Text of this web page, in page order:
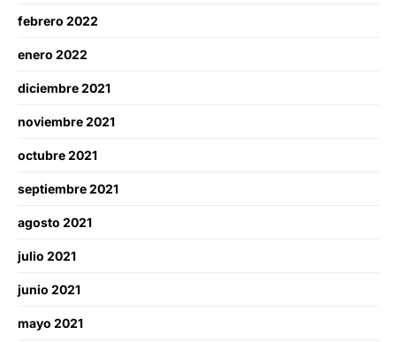
febrero 2022
enero 2022
diciembre 2021
noviembre 2021
octubre 2021
septiembre 2021
agosto 2021
julio 2021
junio 2021
mayo 2021